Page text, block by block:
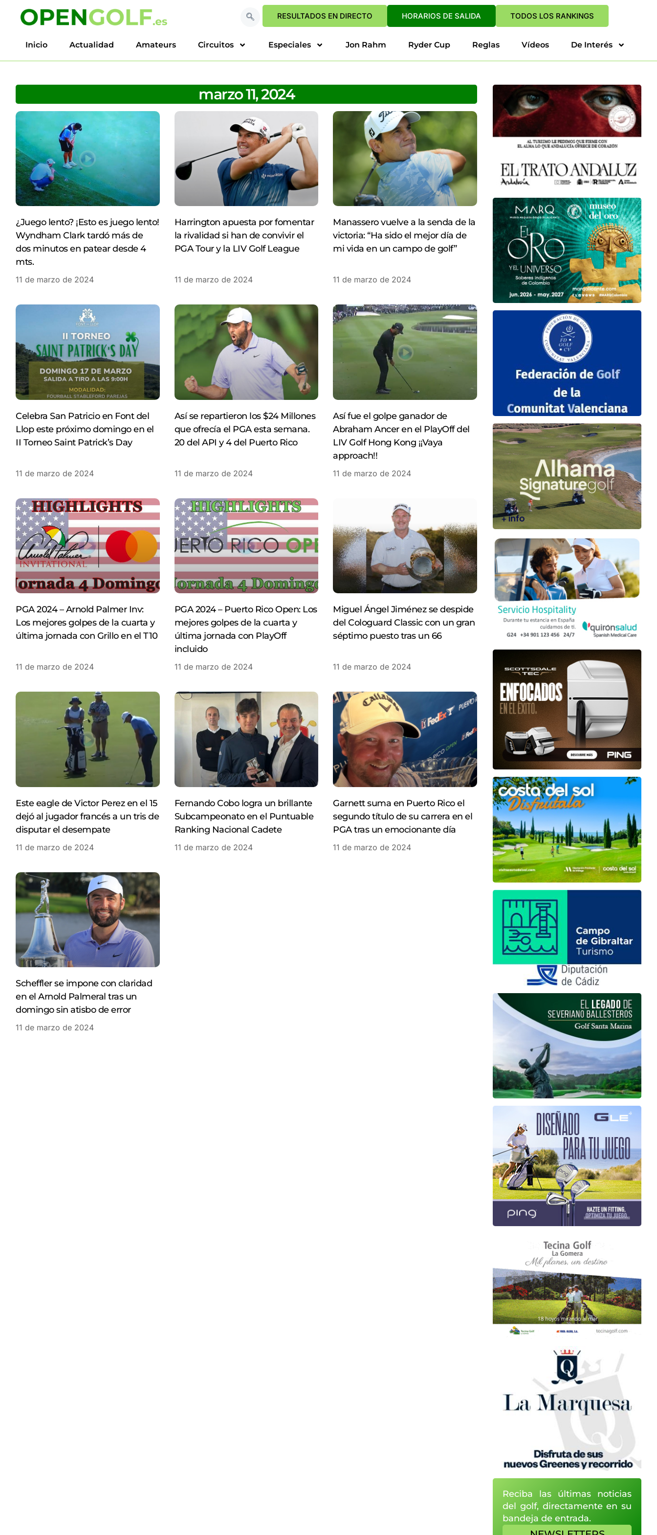
RESULTADOS EN DIRECTO HORARIOS DE SALIDA TODOS LOS RANKINGS
Inicio Actualidad Amateurs Circuitos Especiales Jon Rahm Ryder Cup Reglas Vídeos De Interés
marzo 11, 2024
¿Juego lento? ¡Esto es juego lento!
Wyndham Clark tardó más de
dos minutos en patear desde 4
mts.
11 de marzo de 2024
Harrington apuesta por fomentar
la rivalidad si han de convivir el
PGA Tour y la LIV Golf League
11 de marzo de 2024
Manassero vuelve a la senda de la
victoria: “Ha sido el mejor día de
mi vida en un campo de golf”
11 de marzo de 2024
Celebra San Patricio en Font del
Llop este próximo domingo en el
II Torneo Saint Patrick’s Day
11 de marzo de 2024
Así se repartieron los $24 Millones
que ofrecía el PGA esta semana.
20 del API y 4 del Puerto Rico
11 de marzo de 2024
Así fue el golpe ganador de
Abraham Ancer en el PlayOff del
LIV Golf Hong Kong ¡¡Vaya
approach!!
11 de marzo de 2024
PGA 2024 – Arnold Palmer Inv:
Los mejores golpes de la cuarta y
última jornada con Grillo en el T10
11 de marzo de 2024
PGA 2024 – Puerto Rico Open: Los
mejores golpes de la cuarta y
última jornada con PlayOff
incluido
11 de marzo de 2024
Miguel Ángel Jiménez se despide
del Cologuard Classic con un gran
séptimo puesto tras un 66
11 de marzo de 2024
Este eagle de Victor Perez en el 15
dejó al jugador francés a un tris de
disputar el desempate
11 de marzo de 2024
Fernando Cobo logra un brillante
Subcampeonato en el Puntuable
Ranking Nacional Cadete
11 de marzo de 2024
Garnett suma en Puerto Rico el
segundo título de su carrera en el
PGA tras un emocionante día
11 de marzo de 2024
Scheffler se impone con claridad
en el Arnold Palmeral tras un
domingo sin atisbo de error
11 de marzo de 2024
Reciba las últimas noticias
del golf, directamente en su
bandeja de entrada.